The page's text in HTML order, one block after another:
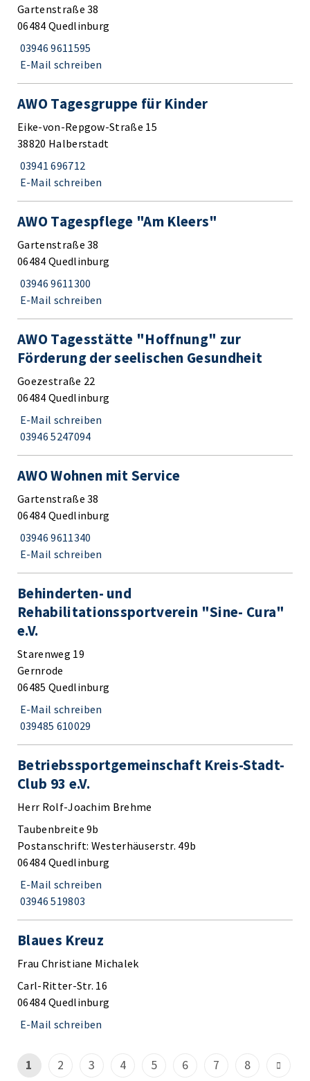
Gartenstraße 38
06484 Quedlinburg
03946 9611595
E-Mail schreiben
AWO Tagesgruppe für Kinder
Eike-von-Repgow-Straße 15
38820 Halberstadt
03941 696712
E-Mail schreiben
AWO Tagespflege "Am Kleers"
Gartenstraße 38
06484 Quedlinburg
03946 9611300
E-Mail schreiben
AWO Tagesstätte "Hoffnung" zur
Förderung der seelischen Gesundheit
Goezestraße 22
06484 Quedlinburg
E-Mail schreiben
03946 5247094
AWO Wohnen mit Service
Gartenstraße 38
06484 Quedlinburg
03946 9611340
E-Mail schreiben
Behinderten- und
Rehabilitationssportverein "Sine- Cura"
e.V.
Starenweg 19
Gernrode
06485 Quedlinburg
E-Mail schreiben
039485 610029
Betriebssportgemeinschaft Kreis-Stadt-
Club 93 e.V.
Herr Rolf-Joachim Brehme
Taubenbreite 9b
Postanschrift: Westerhäuserstr. 49b
06484 Quedlinburg
E-Mail schreiben
03946 519803
Blaues Kreuz
Frau Christiane Michalek
Carl-Ritter-Str. 16
06484 Quedlinburg
E-Mail schreiben
1 2 3 4 5 6 7 8